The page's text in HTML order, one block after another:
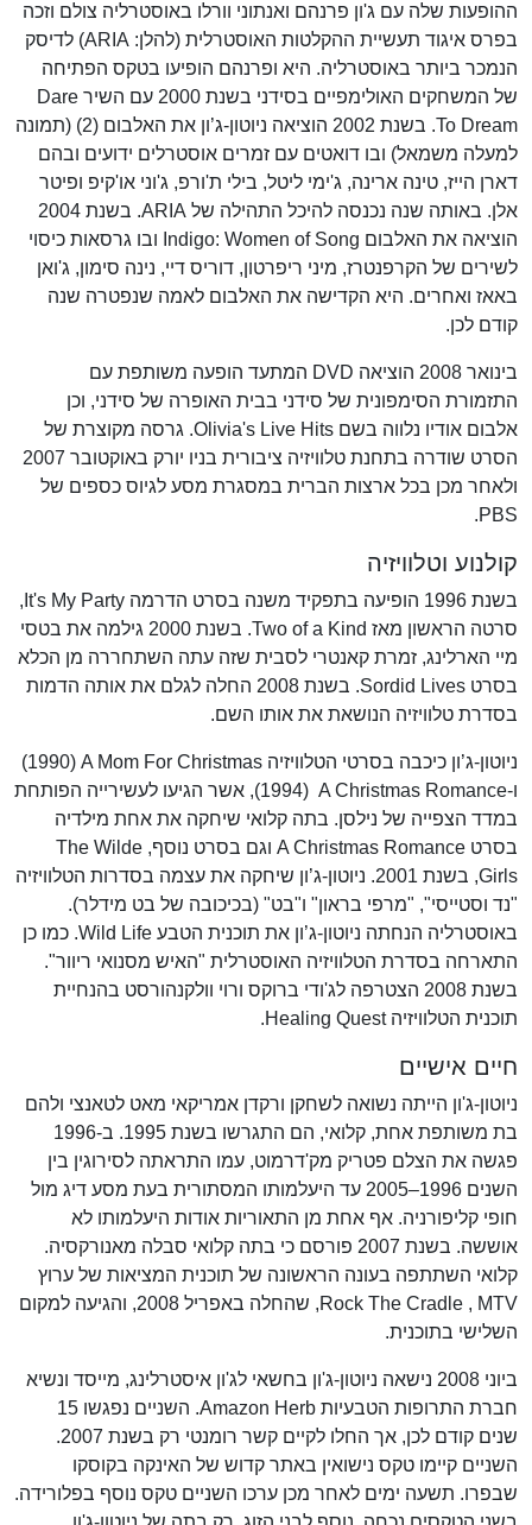
ההופעות שלה עם ג'ון פרנהם ואנתוני וורלו באוסטרליה צולם וזכה
בפרס איגוד תעשיית ההקלטות האוסטרלית (להלן: ARIA) לדיסק
הנמכר ביותר באוסטרליה. היא ופרנהם הופיעו בטקס הפתיחה
של המשחקים האולימפיים בסידני בשנת 2000 עם השיר Dare
To Dream. בשנת 2002 הוציאה ניוטון-ג’ון את האלבום (2) (תמונה
למעלה משמאל) ובו דואטים עם זמרים אוסטרלים ידועים ובהם
דארן הייז, טינה ארינה, ג'ימי ליטל, בילי ת'ורפ, ג'וני או'קיפ ופיטר
אלן. באותה שנה נכנסה להיכל התהילה של ARIA. בשנת 2004
הוציאה את האלבום Indigo: Women of Song ובו גרסאות כיסוי
לשירים של הקרפנטרז, מיני ריפרטון, דוריס דיי, נינה סימון, ג'ואן
באאז ואחרים. היא הקדישה את האלבום לאמה שנפטרה שנה
קודם לכן.
בינואר 2008 הוציאה DVD המתעד הופעה משותפת עם
התזמורת הסימפונית של סידני בבית האופרה של סידני, וכן
אלבום אודיו נלווה בשם Olivia's Live Hits. גרסה מקוצרת של
הסרט שודרה בתחנת טלוויזיה ציבורית בניו יורק באוקטובר 2007
ולאחר מכן בכל ארצות הברית במסגרת מסע לגיוס כספים של
PBS.
קולנוע וטלוויזיה
בשנת 1996 הופיעה בתפקיד משנה בסרט הדרמה It's My Party,
סרטה הראשון מאז Two of a Kind. בשנת 2000 גילמה את בטסי
מיי הארלינג, זמרת קאנטרי לסבית שזה עתה השתחררה מן הכלא
בסרט Sordid Lives. בשנת 2008 החלה לגלם את אותה הדמות
בסדרת טלוויזיה הנושאת את אותו השם.
ניוטון-ג’ון כיכבה בסרטי הטלוויזיה A Mom For Christmas ‏(1990)
ו-A Christmas Romance ‏ (1994), אשר הגיעו לעשירייה הפותחת
במדד הצפייה של נילסן. בתה קלואי שיחקה את אחת מילדיה
בסרט A Christmas Romance וגם בסרט נוסף, The Wilde
Girls, בשנת 2001. ניוטון-ג’ון שיחקה את עצמה בסדרות הטלוויזיה
"נד וסטייסי", "מרפי בראון" ו"בט" (בכיכובה של בט מידלר).
באוסטרליה הנחתה ניוטון-ג’ון את תוכנית הטבע Wild Life. כמו כן
התארחה בסדרת הטלוויזיה האוסטרלית "האיש מסנואי ריוור".
בשנת 2008 הצטרפה לג'ודי ברוקס ורוי וולקנהורסט בהנחיית
תוכנית הטלוויזיה Healing Quest.
חיים אישיים
ניוטון-ג'ון הייתה נשואה לשחקן ורקדן אמריקאי מאט לטאנצי ולהם
בת משותפת אחת, קלואי, הם התגרשו בשנת 1995. ב-1996
פגשה את הצלם פטריק מק'דרמוט, עמו התראתה לסירוגין בין
השנים 1996–2005 עד היעלמותו המסתורית בעת מסע דיג מול
חופי קליפורניה. אף אחת מן התאוריות אודות היעלמותו לא
אוששה. בשנת 2007 פורסם כי בתה קלואי סבלה מאנורקסיה.
קלואי השתתפה בעונה הראשונה של תוכנית המציאות של ערוץ
MTV ‏, Rock The Cradle, שהחלה באפריל 2008, והגיעה למקום
השלישי בתוכנית.
ביוני 2008 נישאה ניוטון-ג'ון בחשאי לג'ון איסטרלינג, מייסד ונשיא
חברת התרופות הטבעיות Amazon Herb. השניים נפגשו 15
שנים קודם לכן, אך החלו לקיים קשר רומנטי רק בשנת 2007.
השניים קיימו טקס נישואין באתר קדוש של האינקה בקוסקו
שבפרו. תשעה ימים לאחר מכן ערכו השניים טקס נוסף בפלורידה.